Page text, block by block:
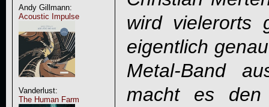
Andy Gillmann:
Acoustic Impulse
Vanderlust:
The Human Farm
wird vielerorts
eigentlich
Metal-Band
macht es den